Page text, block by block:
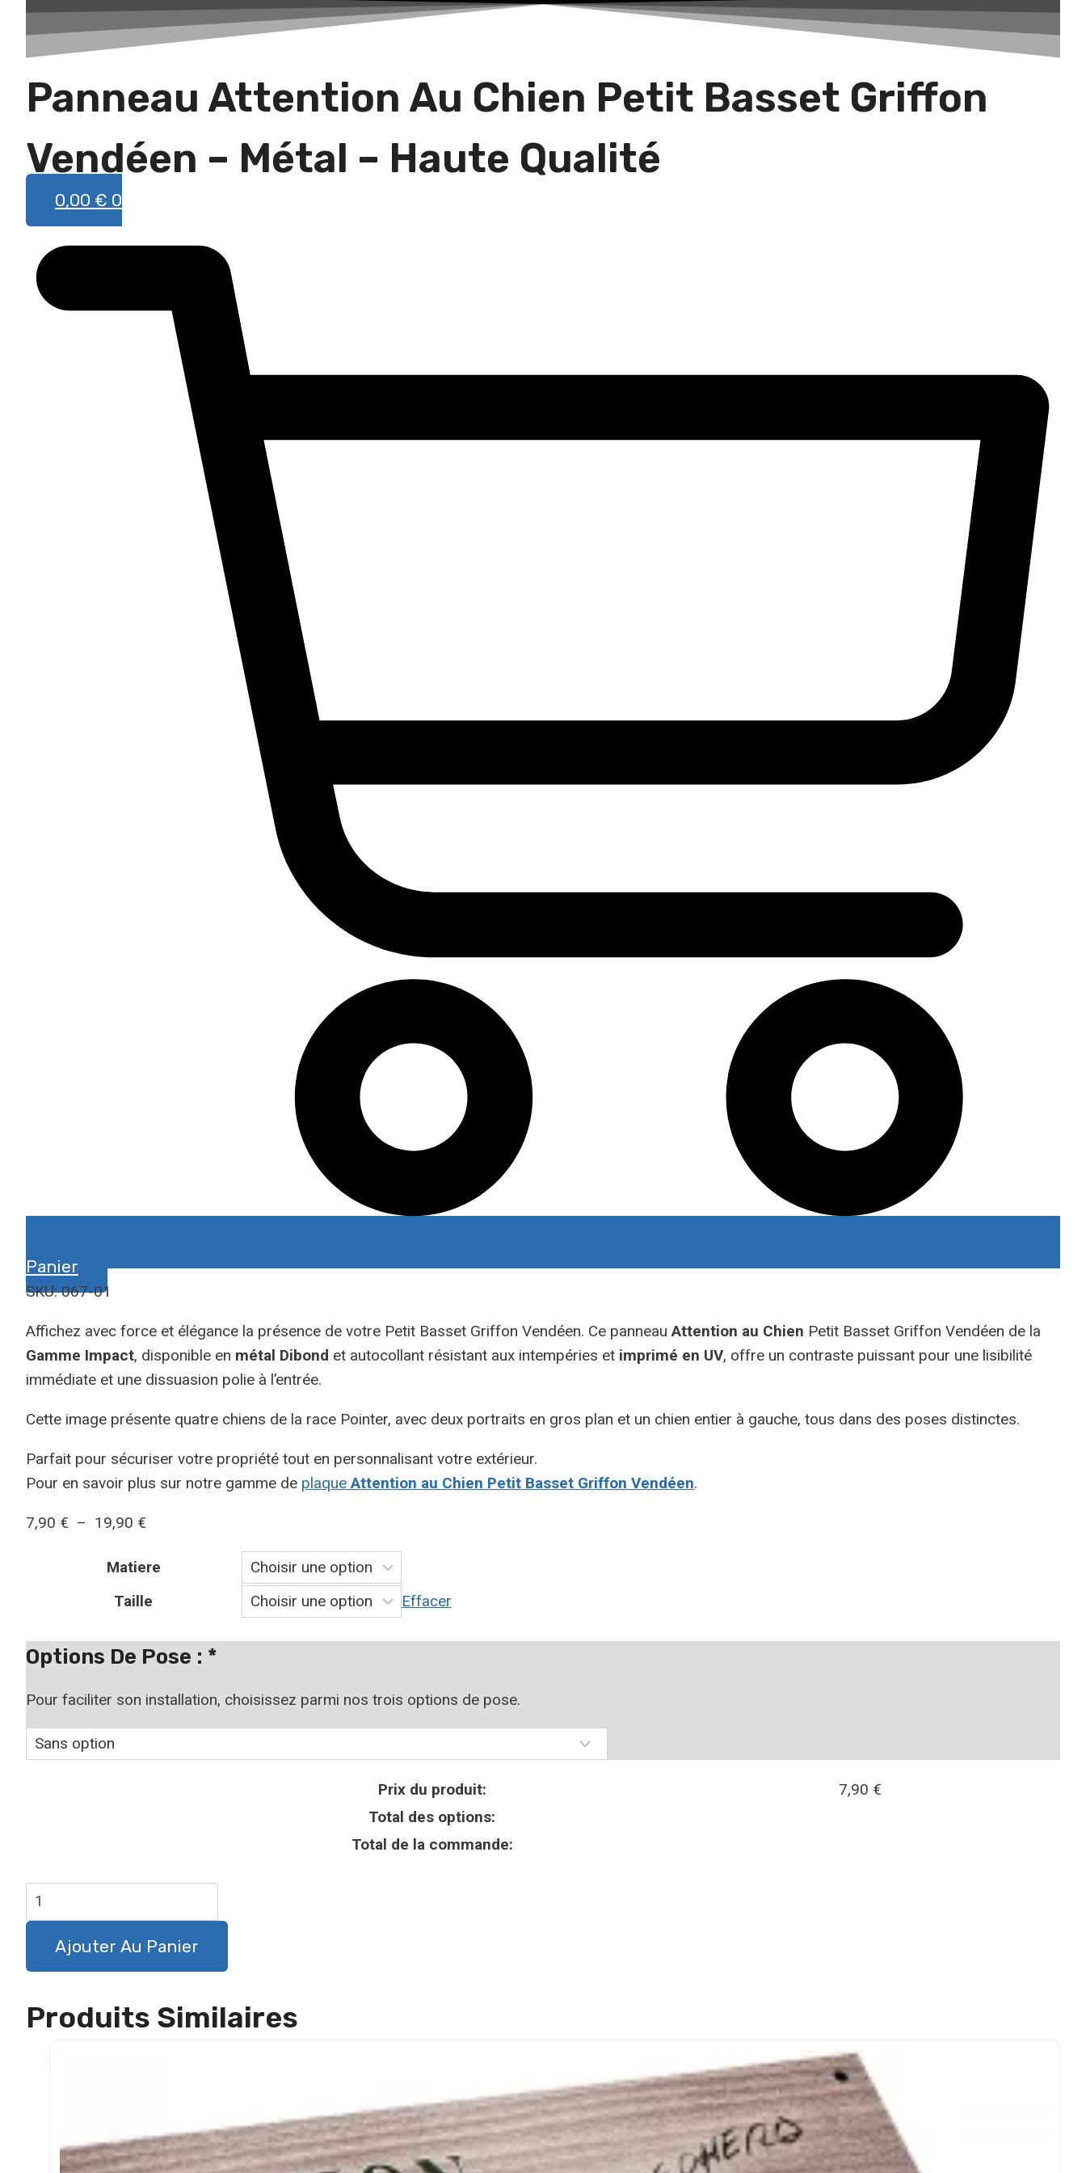
race
Panneau Attention Au Chien Petit Basset Griffon
Vendéen – Métal – Haute Qualité
0,00 € 0
Panier
SKU: 067-01
Affichez avec force et élégance la présence de votre Petit Basset Griffon Vendéen. Ce panneauAttention au Chien Petit Basset Griffon Vendéen de la
Gamme Impact, disponible en métal Dibond et autocollant résistant aux intempéries et imprimé en UV, offre un contraste puissant pour une lisibilité
immédiate et une dissuasion polie à l’entrée.
Cette image présente quatre chiens de la race Pointer, avec deux portraits en gros plan et un chien entier à gauche, tous dans des poses distinctes.
Parfait pour sécuriser votre propriété tout en personnalisant votre extérieur.
Pour en savoir plus sur notre gamme de plaqueAttention au Chien Petit Basset Griffon Vendéen.
7,90 € – 19,90 €
prix :
7,90 €
19,90 €
Matiere
Taille
Effacer
Options De Pose : *
Pour faciliter son installation, choisissez parmi nos trois options de pose.
Prix du produit: 7,90 €
Total des options:
Total de la commande:
quantité
de
Panneau
attention
chien
Ajouter Au Panier
Produits Similaires